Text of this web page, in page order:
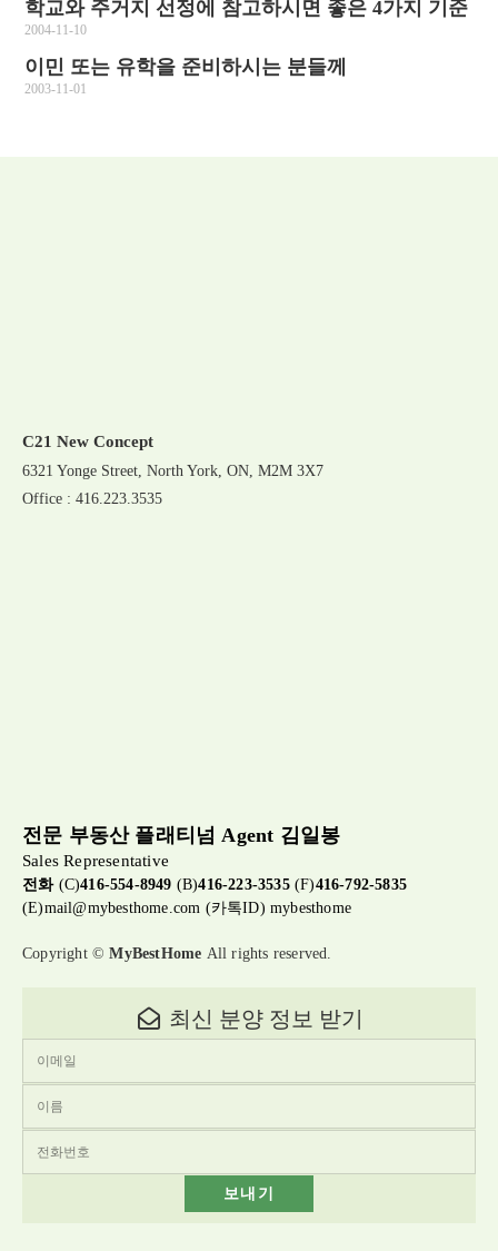
학교와 주거지 선정에 참고하시면 좋은 4가지 기준
2004-11-10
이민 또는 유학을 준비하시는 분들께
2003-11-01
C21 New Concept
6321 Yonge Street, North York, ON, M2M 3X7
Office : 416.223.3535
전문 부동산 플래티넘 Agent 김일봉
Sales Representative
전화(C)416-554-8949 (B)416-223-3535(F)416-792-5835
(E)mail@mybesthome.com (카톡ID) mybesthome
Copyright ©MyBestHome All rights reserved.
최신 분양 정보 받기
보내기